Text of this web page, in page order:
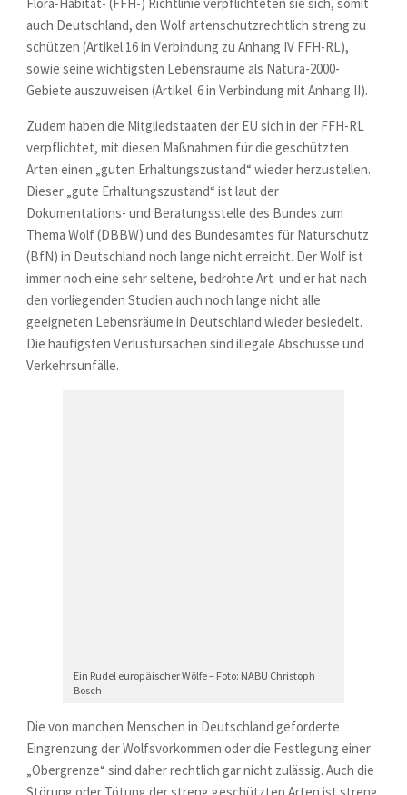
auch Deutschland, den Wolf artenschutzrechtlich streng zu
schützen (Artikel 16 in Verbindung zu Anhang IV FFH-RL),
sowie seine wichtigsten Lebensräume als Natura-2000-
Gebiete auszuweisen (Artikel 6 in Verbindung mit Anhang II).
Zudem haben die Mitgliedstaaten der EU sich in der FFH-RL
verpflichtet, mit diesen Maßnahmen für die geschützten
Arten einen „guten Erhaltungszustand“ wieder herzustellen.
Dieser „gute Erhaltungszustand“ ist laut der
Dokumentations- und Beratungsstelle des Bundes zum
Thema Wolf (DBBW) und des Bundesamtes für Naturschutz
(BfN) in Deutschland noch lange nicht erreicht. Der Wolf ist
immer noch eine sehr seltene, bedrohte Art und er hat nach
den vorliegenden Studien auch noch lange nicht alle
geeigneten Lebensräume in Deutschland wieder besiedelt.
Die häufigsten Verlustursachen sind illegale Abschüsse und
Verkehrsunfälle.
Ein Rudel europäischer Wölfe – Foto: NABU Christoph
Bosch
Die von manchen Menschen in Deutschland geforderte
Eingrenzung der Wolfsvorkommen oder die Festlegung einer
„Obergrenze“ sind daher rechtlich gar nicht zulässig. Auch die